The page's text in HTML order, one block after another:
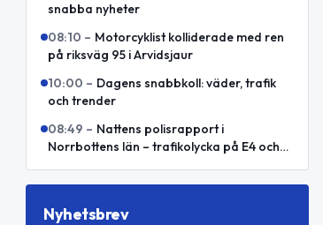
snabba nyheter
08:10 – Motorcyklist kolliderade med ren
på riksväg 95 i Arvidsjaur
10:00 – Dagens snabbkoll: väder, trafik
och trender
08:49 – Nattens polisrapport i
Norrbottens län – trafikolycka på E4 och
Nyhetsbrev